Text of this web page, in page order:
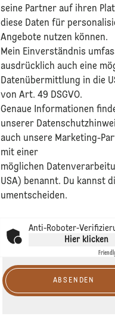
seine Partner auf ihren
diese Daten für
Angebote nutzen können.
Mein Einverständnis
ausdrücklich auch eine
Datenübermittlung in die
von Art. 49 DSGVO.​
​Genaue Informationen
unserer
auch unsere Marketing-
mit einer
möglichen
USA) benannt. Du kannst
umentscheiden.
Anti-Roboter-
Hier klicken
ABSENDEN